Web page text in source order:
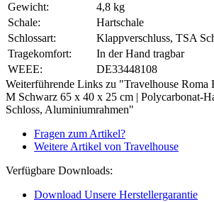
Gewicht:
4,8 kg
Schale:
Hartschale
Schlossart:
Klappverschluss, TSA
Tragekomfort:
In der Hand tragbar
WEEE:
DE33448108
Weiterführende Links zu "Travelhouse Roma
M Schwarz 65 x 40 x 25 cm | Polycarbonat-
Schloss, Aluminiumrahmen"
Fragen zum Artikel?
Weitere Artikel von Travelhouse
Verfügbare Downloads:
Download Unsere Herstellergarantie